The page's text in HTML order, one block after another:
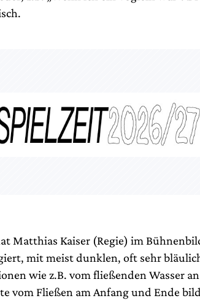
Matthias Kaiser (Regie) im
mit meist dunklen, oft sehr
wie z.B. vom fließenden Wasser
vom Fließen am Anfang und Ende